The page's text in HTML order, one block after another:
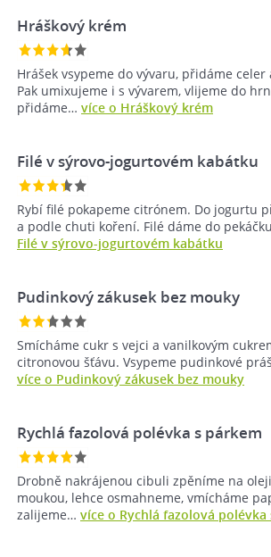
Hráškový krém
Hrášek vsypeme do vývaru, přidáme celer
Pak umixujeme i s vývarem, vlijeme do
přidáme… více o Hráškový krém
Filé v sýrovo-jogurtovém kabátku
Rybí filé pokapeme citrónem. Do jogurtu
a podle chuti koření. Filé dáme do
Filé v sýrovo-jogurtovém kabátku
Pudinkový zákusek bez mouky
Smícháme cukr s vejci a vanilkovým
citronovou šťávu. Vsypeme pudinkové
více o Pudinkový zákusek bez mouky
Rychlá fazolová polévka s párkem
Drobně nakrájenou cibuli zpěníme na
moukou, lehce osmahneme, vmícháme
zalijeme… více o Rychlá fazolová polévka